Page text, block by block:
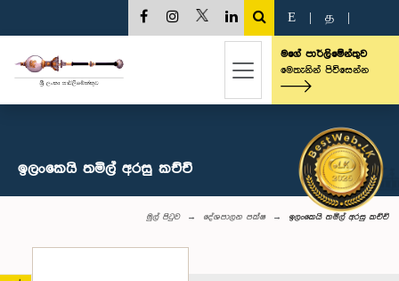
E த
මගේ පාර්ලිමේන්තුව
මෙතැනින් පිවිසෙන්න
ඉලංකෙයි තමිල් අරසු කච්චි
මුල් පිටුව දේශපාලන පක්ෂ ඉලංකෙයි තමිල් අරසු කච්චි